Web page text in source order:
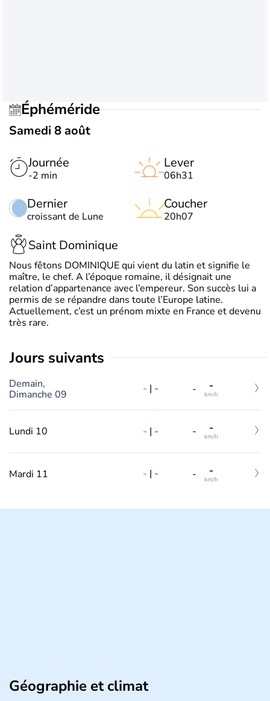
Éphéméride
Samedi 8 août
Journée
-2 min
Dernier
croissant de Lune
Lever
06h31
Coucher
20h07
Saint Dominique
Nous fêtons DOMINIQUE qui vient du latin et signifie le
maître, le chef. A l’époque romaine, il désignait une
relation d’appartenance avec l’empereur. Son succès lui a
permis de se répandre dans toute l’Europe latine.
Actuellement, c’est un prénom mixte en France et devenu
très rare.
jours suivants
Demain,
Dimanche 09
- | - - -
km/h
Lundi 10 - | - - -
km/h
Mardi 11 - | - - -
km/h
Géographie et climat